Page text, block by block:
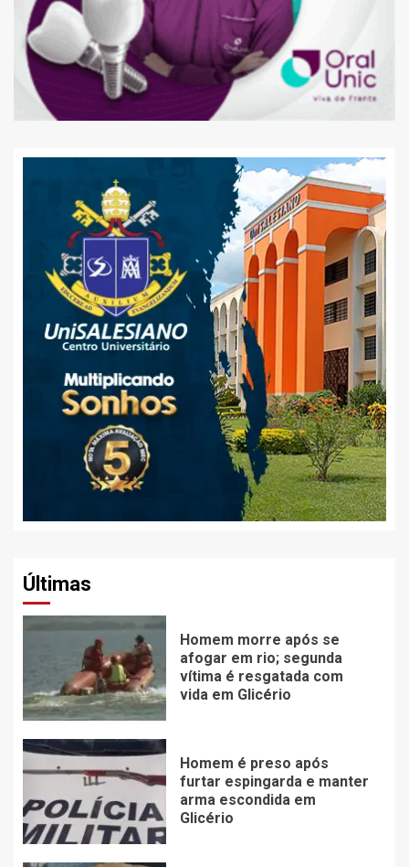
Últimas
Homem morre após se
afogar em rio; segunda
vítima é resgatada com
vida em Glicério
Homem é preso após
furtar espingarda e manter
arma escondida em
Glicério